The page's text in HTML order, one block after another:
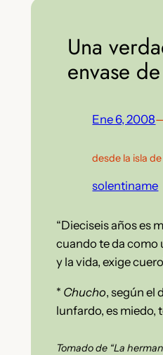
Una
envase
Ene 6, 2008
desde la isla de
solentiname
“Dieciseis años es
cuando te da como
y la vida, exige
* Chucho, según el
lunfardo, es miedo,
Tomado de “La